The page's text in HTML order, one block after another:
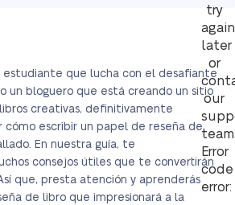
try
again
later
or
our
Error
code
error:
estudiante que lucha con el desafiante
un bloguero que está creando un sitio
creativas, definitivamente
cómo escribir un papel de reseña de
En nuestra guía, te
consejos útiles que te convertirán
que, presta atención y aprenderás
de libro que impresionará a la